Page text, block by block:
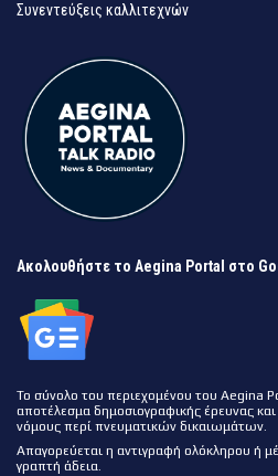
Συνεντεύξεις καλλιτεχνών
Ακολουθήστε το Aegina Portal στο
Το σύνολο του περιεχομένου του Aegina
αποτέλεσμα δημοσιογραφικής έρευνας
νόμους περί πνευματικών δικαιωμάτων.
Απαγορεύεται η αντιγραφή ολόκληρου ή
γραπτή άδεια.